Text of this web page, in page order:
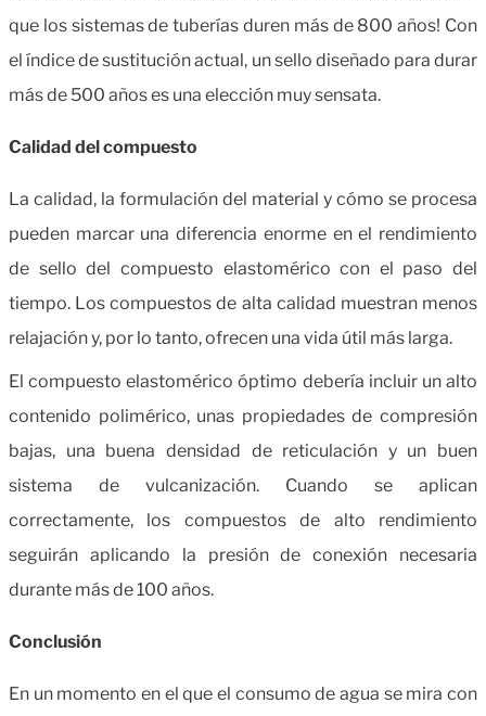
que los sistemas de tuberías duren más de 800 años! Con
el índice de sustitución actual, un sello diseñado para durar
más de 500 años es una elección muy sensata.
Calidad del compuesto
La calidad, la formulación del material y cómo se procesa
pueden marcar una diferencia enorme en el rendimiento
de sello del compuesto elastomérico con el paso del
tiempo. Los compuestos de alta calidad muestran menos
relajación y, por lo tanto, ofrecen una vida útil más larga.
El compuesto elastomérico óptimo debería incluir un alto
contenido polimérico, unas propiedades de compresión
bajas, una buena densidad de reticulación y un buen
sistema de vulcanización. Cuando se aplican
correctamente, los compuestos de alto rendimiento
seguirán aplicando la presión de conexión necesaria
durante más de 100 años.
Conclusión
En un momento en el que el consumo de agua se mira con